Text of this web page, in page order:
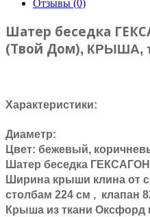
Отзывы (0)
Шатер беседка
(Твой Дом), КРЫША,
Характеристики:
Диаметр:
Цвет: бежевый,
Шатер беседка
Ширина крыши клина от
столбам 224 см , клапан
​Крыша из ткани Оксфорд